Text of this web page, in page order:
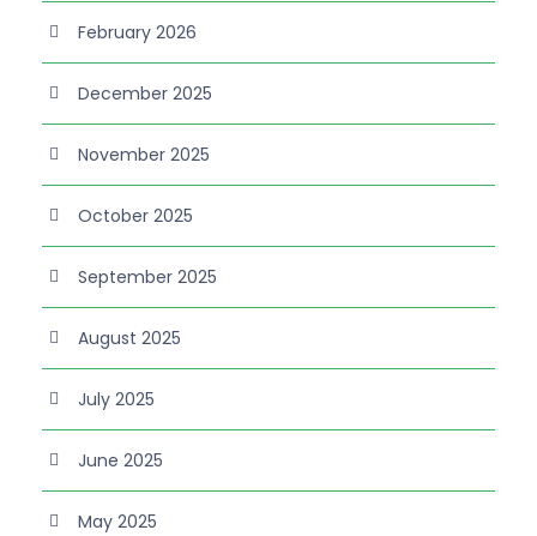
February 2026
December 2025
November 2025
October 2025
September 2025
August 2025
July 2025
June 2025
May 2025